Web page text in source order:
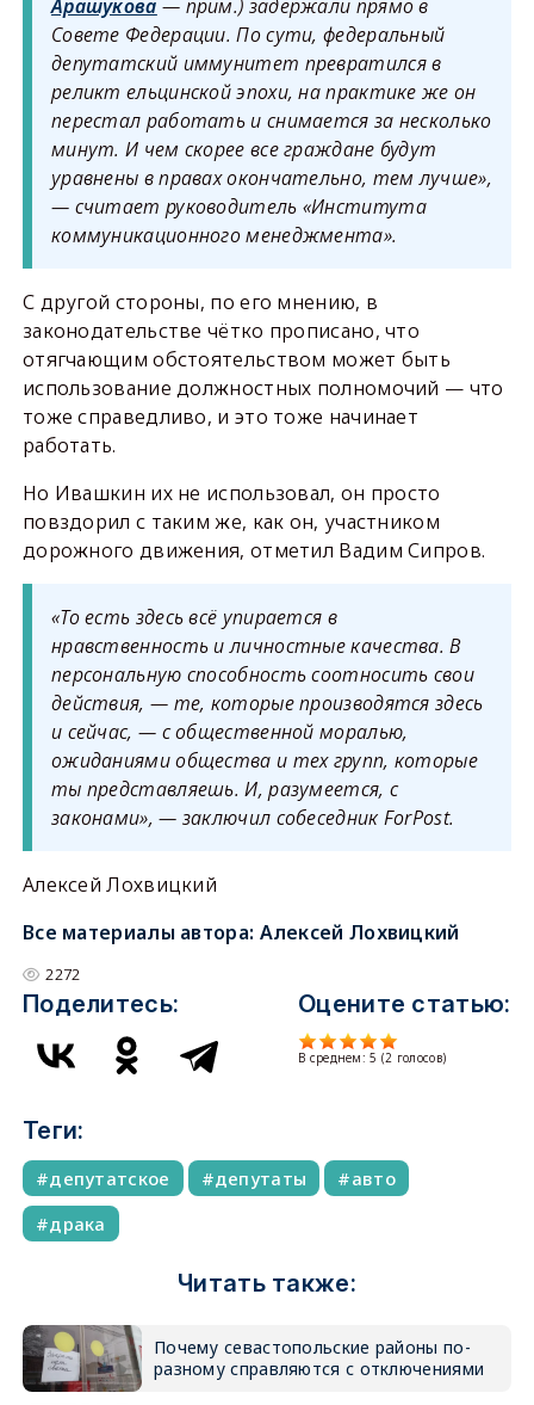
Арашукова — прим.) задержали прямо в
Совете Федерации. По сути, федеральный
депутатский иммунитет превратился в
реликт ельцинской эпохи, на практике же он
перестал работать и снимается за несколько
минут. И чем скорее все граждане будут
уравнены в правах окончательно, тем лучше»,
— считает руководитель «Института
коммуникационного менеджмента».
С другой стороны, по его мнению, в
законодательстве чётко прописано, что
отягчающим обстоятельством может быть
использование должностных полномочий — что
тоже справедливо, и это тоже начинает
работать.
Но Ивашкин их не использовал, он просто
повздорил с таким же, как он, участником
дорожного движения, отметил Вадим Сипров.
«То есть здесь всё упирается в
нравственность и личностные качества. В
персональную способность соотносить свои
действия, — те, которые производятся здесь
и сейчас, — с общественной моралью,
ожиданиями общества и тех групп, которые
ты представляешь. И, разумеется, с
законами», — заключил собеседник ForPost.
Алексей Лохвицкий
Все материалы автора: Алексей Лохвицкий
2272
Поделитесь: Оцените статью:
В среднем:5 (2 голосов)
Теги:
депутатское депутаты
авто
драка
Читать также:
Почему севастопольские районы по-
разному справляются с отключениями